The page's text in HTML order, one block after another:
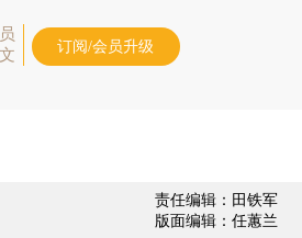
订阅/会员升级
责任编辑：田铁军
版面编辑：任蕙兰